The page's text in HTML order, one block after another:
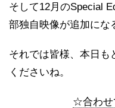
そして12月のSpecial
部独自映像が追加にな
それでは皆様、本日も
くださいね。
☆合わせ